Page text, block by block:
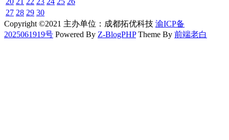
27 28 29 30
Copyright ©2021 主办单位：成都拓优科技 渝ICP备
2025061919号 Powered By Z-BlogPHPTheme By 前端老白